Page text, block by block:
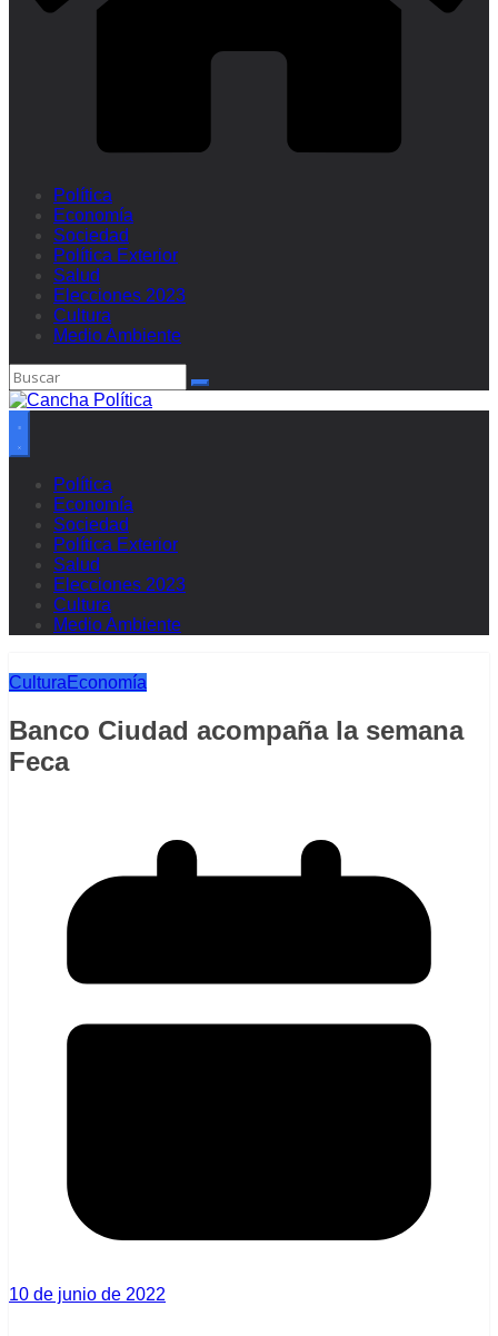
Política
Economía
Sociedad
Política Exterior
Salud
Elecciones 2023
Cultura
Medio Ambiente
Política
Economía
Sociedad
Política Exterior
Salud
Elecciones 2023
Cultura
Medio Ambiente
CulturaEconomía
Banco Ciudad acompaña la semana
Feca
10 de junio de 2022